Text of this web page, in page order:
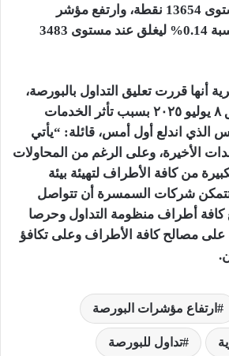
0.01% ليغلق عند مستوى 13654 نقطة، وارتفع مؤشر
الشريعة الإسلامية بنسبة 0.14% ليغلق عند مستوى 3483
أنها قررت تعليق التداول بالبورصة،
أمس، الثلاثاء الموافق ٨ يوليو ٢٠٢٥ بسبب تأثر الخدمات
اندلع أول أمس، قائلة: “يأتي
الأخيرة، وعلى الرغم من المحاولات
من كافة الأطراف لتهيئة بيئة
تتمكن شركات السمسرة أن تتواصل
كافة أطراف منظومة التداول وحرصا
مصالح كافة الأطراف وعلى تكافؤ
ارتفاع مؤشرات البورصة
تداول للبورصة